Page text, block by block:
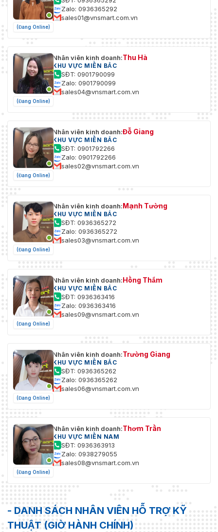
(Đang Online)
Zalo: 0936365292
sales01@vnsmart.com.vn
(Đang Online)
Nhân viên kinh doanh:Thu Hà
KHU VỰC MIỀN BẮC
SĐT: 0901790099
Zalo: 0901790099
sales04@vnsmart.com.vn
(Đang Online)
Nhân viên kinh doanh:Đỗ Giang
KHU VỰC MIỀN BẮC
SĐT: 0901792266
Zalo: 0901792266
sales02@vnsmart.com.vn
(Đang Online)
Nhân viên kinh doanh:Mạnh Tường
KHU VỰC MIỀN BẮC
SĐT: 0936365272
Zalo: 0936365272
sales03@vnsmart.com.vn
(Đang Online)
Nhân viên kinh doanh:Hồng Thắm
KHU VỰC MIỀN BẮC
SĐT: 0936363416
Zalo: 0936363416
sales09@vnsmart.com.vn
(Đang Online)
Nhân viên kinh doanh:Trường Giang
KHU VỰC MIỀN BẮC
SĐT: 0936365262
Zalo: 0936365262
sales06@vnsmart.com.vn
(Đang Online)
Nhân viên kinh doanh:Thơm Trần
KHU VỰC MIỀN NAM
SĐT: 0936363913
Zalo: 0938279055
sales08@vnsmart.com.vn
- DANH SÁCH NHÂN VIÊN HỖ TRỢ KỸ
THUẬT (GIỜ HÀNH CHÍNH)